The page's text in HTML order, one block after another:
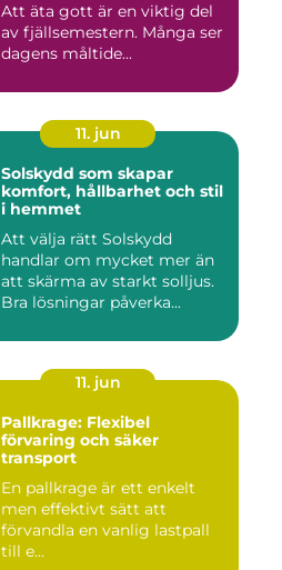
Att äta gott är en viktig del
av fjällsemestern. Många ser
dagens måltide...
11. jun
Solskydd som skapar
komfort, hållbarhet och stil
i hemmet
Att välja rätt Solskydd
handlar om mycket mer än
att skärma av starkt solljus.
Bra lösningar påverka...
11. jun
Pallkrage: Flexibel
förvaring och säker
transport
En pallkrage är ett enkelt
men effektivt sätt att
förvandla en vanlig lastpall
till e...